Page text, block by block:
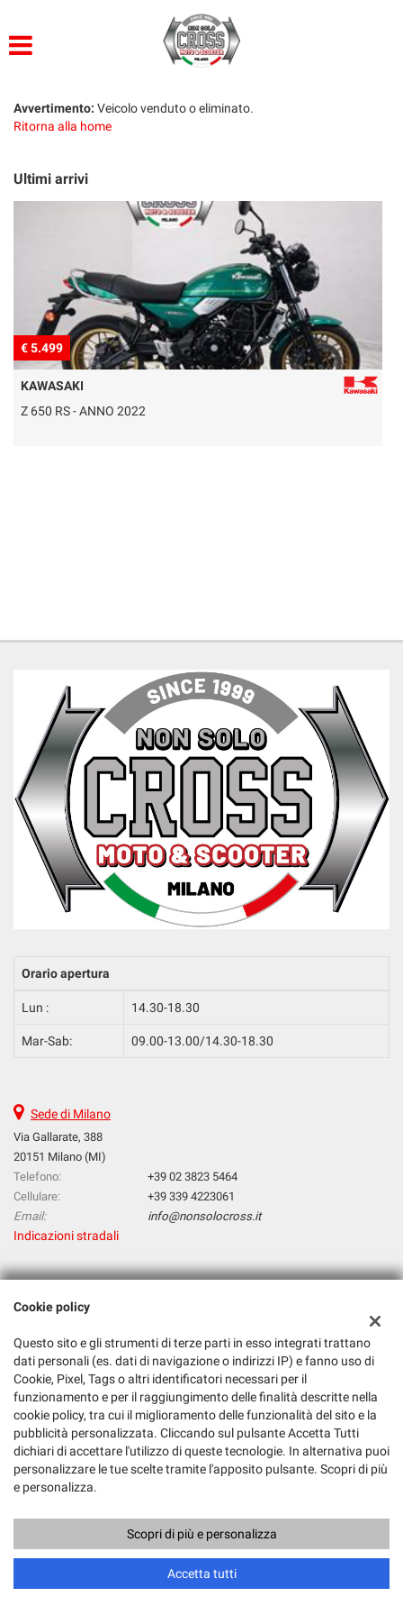
ACQUISTIAMO USATO
ASSISTENZA
Avvertimento: Veicolo venduto o eliminato.
Ritorna alla home
Ultimi arrivi
€ 8.999
BMW
R 1200 GS - ANNO 2013
Orario apertura
Lun : 14.30-18.30
Mar-Sab: 09.00-13.00/14.30-18.30
Sede di Milano
Via Gallarate, 388
20151 Milano (MI)
Telefono:
+39 02 3823 5464
Cellulare:
+39 339 4223061
Email:
info@nonsolocross.it
Indicazioni stradali
Dati fiscali:
Via Gallarate, 388, Milano (MI)
C.F/P.IVA:01121390866
Registro delle imprese:MI
Copyright © 2026 GestionaleAuto.com S.r.l., Tutti i diritti riservati -
Leggi l'informativa sulla privacy-Cookie Policy
GestionaleAuto.com
Cookie policy
Questo sito e gli strumenti di terze parti in esso integrati trattano
dati personali (es. dati di navigazione o indirizzi IP) e fanno uso di
Cookie, Pixel, Tags o altri identificatori necessari per il
funzionamento e per il raggiungimento delle finalità descritte nella
cookie policy, tra cui il miglioramento delle funzionalità del sito e la
pubblicità personalizzata. Cliccando sul pulsante Accetta Tutti
dichiari di accettare l'utilizzo di queste tecnologie. In alternativa puoi
personalizzare le tue scelte tramite l'apposito pulsante. Scopri di più
e personalizza.
Scopri di più e personalizza
Accetta tutti